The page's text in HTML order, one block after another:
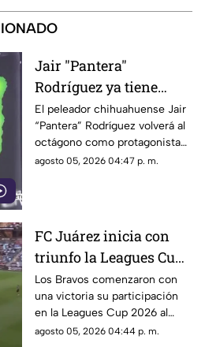
Jair "Pantera"
Rodríguez ya tiene
rival para su regreso a
UFC | VIDEO
El peleador chihuahuense Jair
“Pantera” Rodríguez volverá al
octágono como protagonista
de una función estelar de UFC.
agosto 05, 2026 04:47 p. m.
FC Juárez inicia con
triunfo la Leagues Cup
2026 | VIDEO
Los Bravos comenzaron con
una victoria su participación
en la Leagues Cup 2026 al
imponerse 2-1 como visitantes
agosto 05, 2026 04:44 p. m.